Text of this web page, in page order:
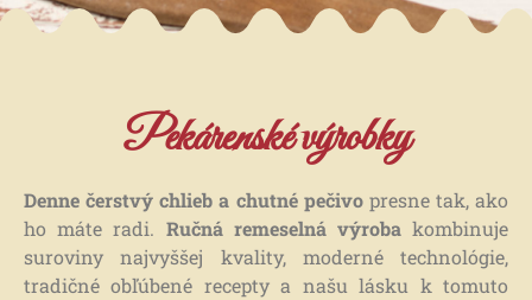
Pekárenské výrobky
Denne čerstvý chlieb a chutné pečivopresne tak, ako
ho máte radi. Ručná remeselná výrobakombinuje
suroviny najvyššej kvality, moderné technológie,
tradičné obľúbené recepty a našu lásku k tomuto